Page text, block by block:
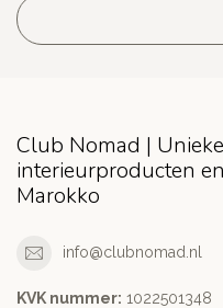
Club Nomad |
interieurproducten
Marokko
info@clubnomad.nl
KVK nummer: 1022501348